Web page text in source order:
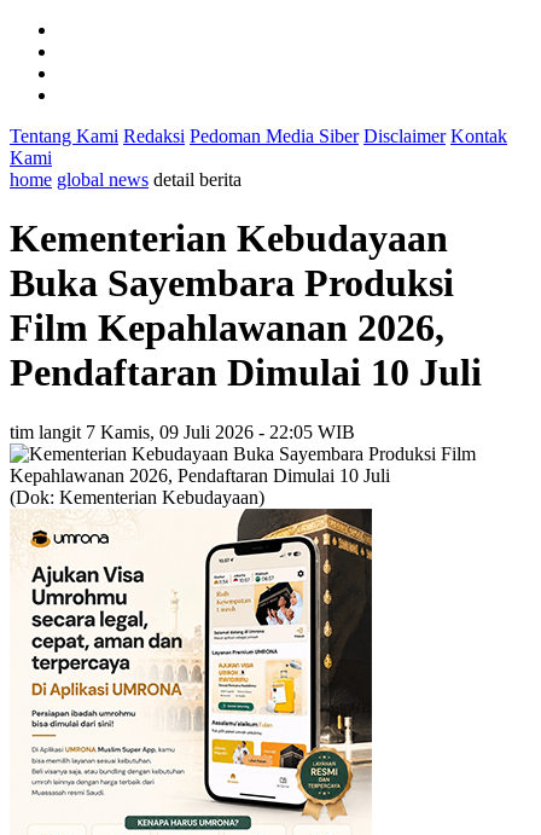
Tentang Kami Redaksi Pedoman Media Siber Disclaimer Kontak
Kami
home global news detail berita
Kementerian Kebudayaan
Buka Sayembara Produksi
Film Kepahlawanan 2026,
Pendaftaran Dimulai 10 Juli
tim langit 7 Kamis, 09 Juli 2026 - 22:05 WIB
(Dok: Kementerian Kebudayaan)